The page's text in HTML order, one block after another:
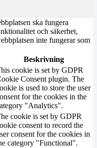
ska fungera
och säkerhet,
inte fungerar som
Beskrivning
cookie is set by GDPR
Consent plugin. The
is used to store the user
for the cookies in the
"Analytics".
cookie is set by GDPR
consent to record the
consent for the cookies in
category "Functional".